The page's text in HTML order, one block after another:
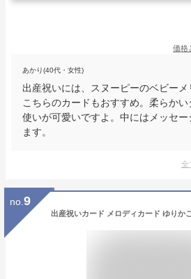
価格
あかり(40代・女性)
出産祝いには、スヌーピーのベビー
こちらのカードもおすすめ。柔らか
使いが可愛いですよ。中にはメッセ
ます。
全
no. 9